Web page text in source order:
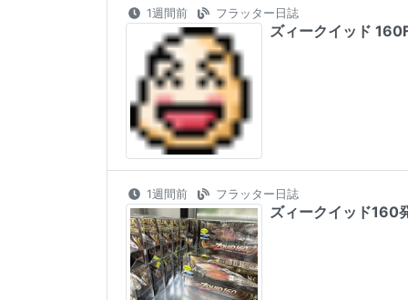
1週間前 フラッター日誌
ズィークイッド
1週間前 フラッター日誌
ズィークイッド160